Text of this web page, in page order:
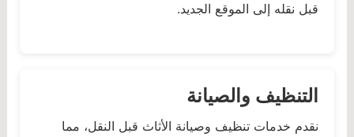
قبل نقله إلى الموقع الجديد.
التنظيف والصيانة
نقدم خدمات تنظيف وصيانة الأثاث قبل النقل، مما